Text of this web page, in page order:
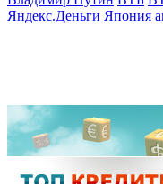
Яндекс.Деньги Япония